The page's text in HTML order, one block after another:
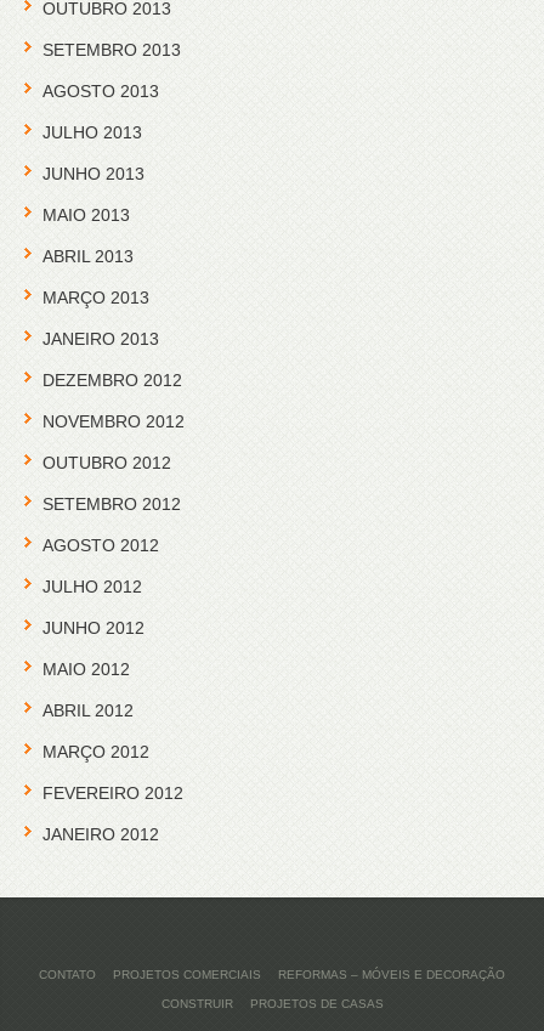
OUTUBRO 2013
SETEMBRO 2013
AGOSTO 2013
JULHO 2013
JUNHO 2013
MAIO 2013
ABRIL 2013
MARÇO 2013
JANEIRO 2013
DEZEMBRO 2012
NOVEMBRO 2012
OUTUBRO 2012
SETEMBRO 2012
AGOSTO 2012
JULHO 2012
JUNHO 2012
MAIO 2012
ABRIL 2012
MARÇO 2012
FEVEREIRO 2012
JANEIRO 2012
CONTATO PROJETOS COMERCIAIS REFORMAS – MÓVEIS E DECORAÇÃO
CONSTRUIR PROJETOS DE CASAS